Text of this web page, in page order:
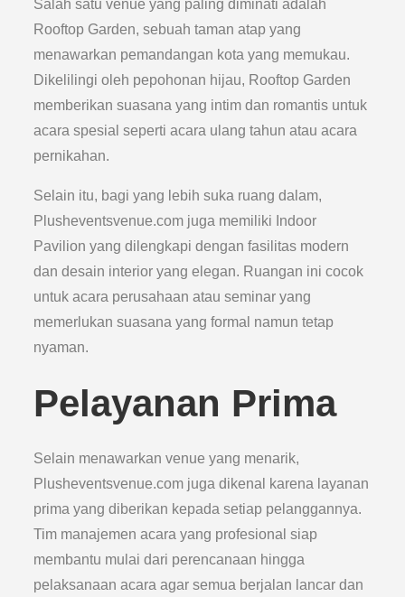
Salah satu venue yang paling diminati adalah
Rooftop Garden, sebuah taman atap yang
menawarkan pemandangan kota yang memukau.
Dikelilingi oleh pepohonan hijau, Rooftop Garden
memberikan suasana yang intim dan romantis untuk
acara spesial seperti acara ulang tahun atau acara
pernikahan.
Selain itu, bagi yang lebih suka ruang dalam,
Plusheventsvenue.com juga memiliki Indoor
Pavilion yang dilengkapi dengan fasilitas modern
dan desain interior yang elegan. Ruangan ini cocok
untuk acara perusahaan atau seminar yang
memerlukan suasana yang formal namun tetap
nyaman.
Pelayanan Prima
Selain menawarkan venue yang menarik,
Plusheventsvenue.com juga dikenal karena layanan
prima yang diberikan kepada setiap pelanggannya.
Tim manajemen acara yang profesional siap
membantu mulai dari perencanaan hingga
pelaksanaan acara agar semua berjalan lancar dan